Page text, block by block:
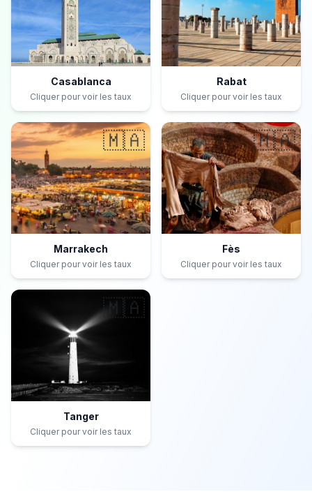
Casablanca
Cliquer pour voir les taux
Rabat
Cliquer pour voir les taux
🇲🇦
Marrakech
Cliquer pour voir les taux
🇲🇦
Fès
Cliquer pour voir les taux
🇲🇦
Tanger
Cliquer pour voir les taux